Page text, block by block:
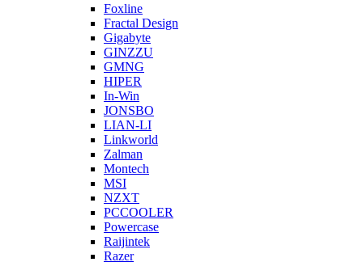
Foxline
Fractal Design
Gigabyte
GINZZU
GMNG
HIPER
In-Win
JONSBO
LIAN-LI
Linkworld
Zalman
Montech
MSI
NZXT
PCCOOLER
Powercase
Raijintek
Razer